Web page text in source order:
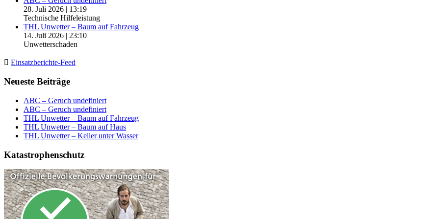
28. Juli 2026 | 13:19
Technische Hilfeleistung
THL Unwetter – Baum auf Fahrzeug
14. Juli 2026 | 23:10
Unwetterschaden
Einsatzberichte-Feed
Neueste Beiträge
ABC – Geruch undefiniert
ABC – Geruch undefiniert
THL Unwetter – Baum auf Fahrzeug
THL Unwetter – Baum auf Haus
THL Unwetter – Keller unter Wasser
Katastrophenschutz